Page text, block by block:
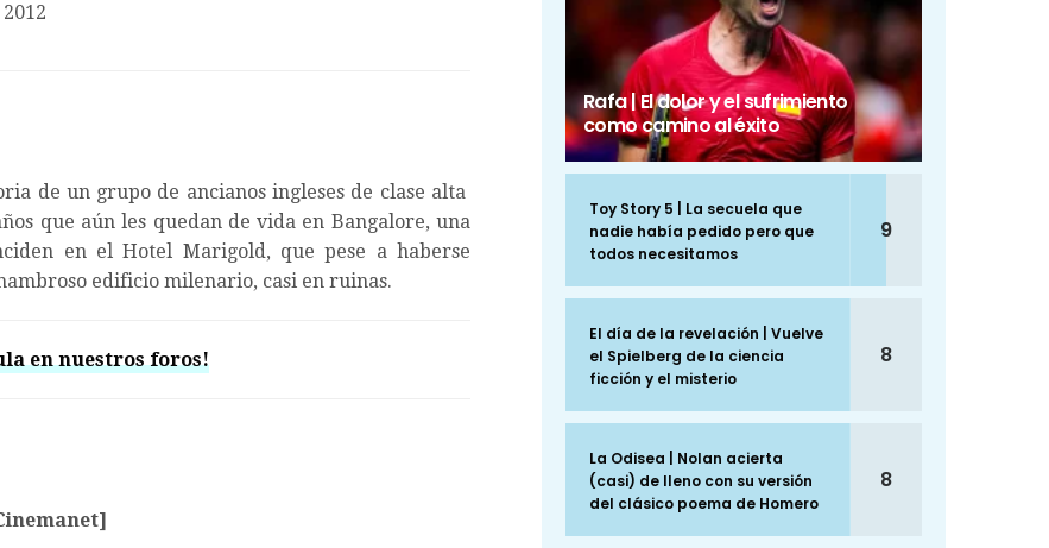
de un grupo de ancianos ingleses de clase alta
que aún les quedan de vida en Bangalore, una
en el Hotel Marigold, que pese a haberse
edificio milenario, casi en ruinas.
en nuestros foros!
Rafa | El dolor y el sufrimiento
como camino al éxito
Toy Story 5 | La secuela que
nadie había pedido pero que
todos necesitamos
9
El día de la revelación | Vuelve
el Spielberg de la ciencia
ficción y el misterio
8
La Odisea | Nolan acierta
(casi) de lleno con su versión
del clásico poema de Homero
8